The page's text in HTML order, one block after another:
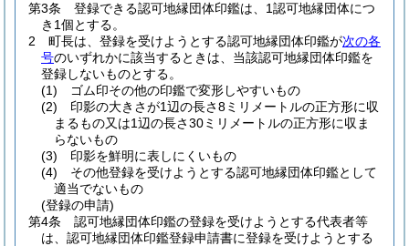
第3条
登録できる認可地縁団体印鑑は、1認可地縁団体につ
き1個とする。
2
町長は、登録を受けようとする認可地縁団体印鑑が次の各
号のいずれかに該当するときは、当該認可地縁団体印鑑を
登録しないものとする。
(1)
ゴム印その他の印鑑で変形しやすいもの
(2)
印影の大きさが1辺の長さ8ミリメートルの正方形に収
まるもの又は1辺の長さ30ミリメートルの正方形に収ま
らないもの
(3)
印影を鮮明に表しにくいもの
(4)
その他登録を受けようとする認可地縁団体印鑑として
適当でないもの
(登録の申請)
第4条
認可地縁団体印鑑の登録を受けようとする代表者等
は、認可地縁団体印鑑登録申請書に登録を受けようとする